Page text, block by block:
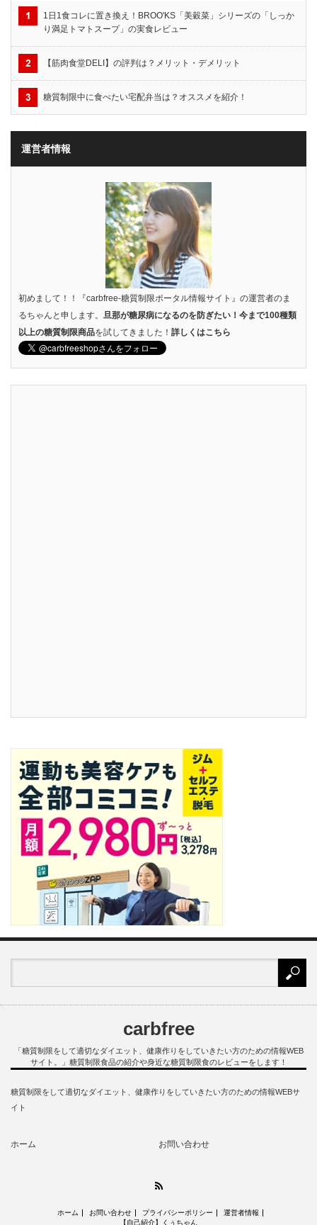
1日1食コレに置き換え！BROO'KS「美穀菜」シリーズの「しっか
り満足トマトスープ」の実食レビュー
【筋肉食堂DELI】の評判は？メリット・デメリット
糖質制限中に食べたい宅配弁当は？オススメを紹介！
運営者情報
初めまして！！『carbfree-糖質制限ポータル情報サイト』の運営者のま
るちゃんと申します。 旦那が糖尿病になるのを防ぎたい！今まで100種類
以上の糖質制限商品を試してきました！ 詳しくはこちら
carbfree
「糖質制限をして適切なダイエット、健康作りをしていきたい方のための情報WEB
サイト。」糖質制限食品の紹介や身近な糖質制限食のレビューをします！
糖質制限をして適切なダイエット、健康作りをしていきたい方のための情報WEBサ
イト
ホーム お問い合わせ
ホーム お問い合わせ プライバシーポリシー
運営者情報
【自己紹介】くぅちゃん